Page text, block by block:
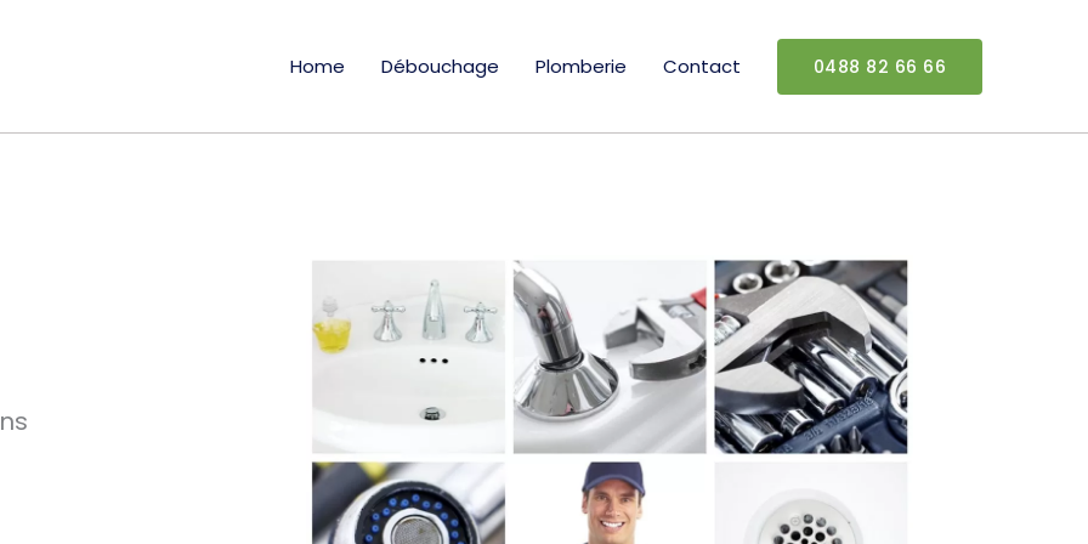
Home Débouchage Plomberie Contact 0488 82 66 66